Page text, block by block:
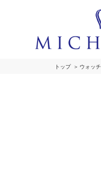
トップ ウォッチ